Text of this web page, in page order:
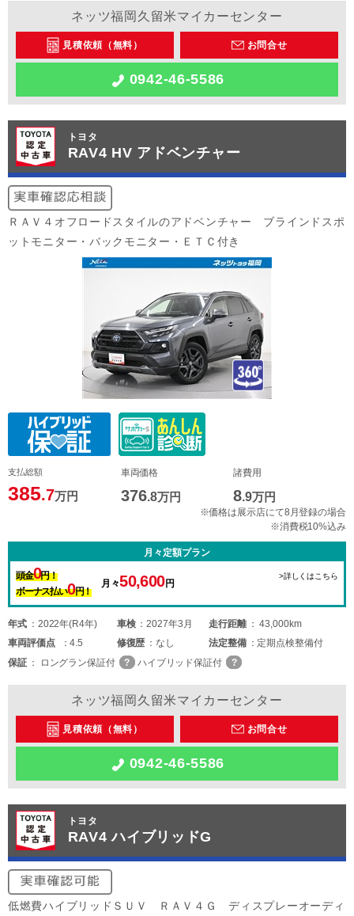
ネッツ福岡久留米マイカーセンター
見積依頼（無料） お問合せ
0942-46-5586
トヨタ
RAV4 HV アドベンチャー
ＲＡＶ４オフロードスタイルのアドベンチャー ブラインドスポ
ットモニター・バックモニター・ＥＴＣ付き
支払総額
385.7万円
車両価格
376.8万円
諸費用
8.9万円
※価格は展示店にて8月登録の場合
※消費税10%込み
月々定額プラン
頭金0円！
ボーナス払い0円！
月々50,600円
>詳しくはこちら
年式 2022年(R4年) 車検 2027年3月 走行距離
43,000km
車両評価点 4.5 修復歴 なし 法定整備
定期点検整備付
保証
ロングラン保証付 ハイブリッド保証付
ネッツ福岡久留米マイカーセンター
見積依頼（無料） お問合せ
0942-46-5586
トヨタ
RAV4 ハイブリッドG
低燃費ハイブリッドＳＵＶ ＲＡＶ４Ｇ ディスプレーオーディ